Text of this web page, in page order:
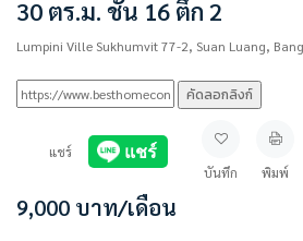
30 ตร.ม. ชั้น 16 ตึก 2
Lumpini Ville Sukhumvit 77-2, Suan Luang,
คัดลอกลิงก์
แชร์
บันทึก
พิมพ์
9,000 บาท/เดือน